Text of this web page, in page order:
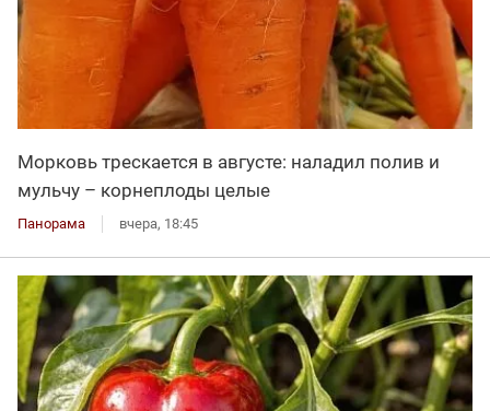
Морковь трескается в августе: наладил полив и
мульчу – корнеплоды целые
Панорама вчера, 18:45